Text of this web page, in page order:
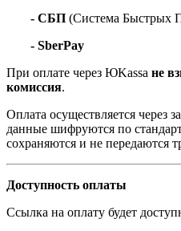
- СБП (Система Быстрых
- SberPay
При оплате через ЮKassa не
комиссия.
Оплата осуществляется через
данные шифруются по
сохраняются и не передаются
Доступность оплаты
Ссылка на оплату будет